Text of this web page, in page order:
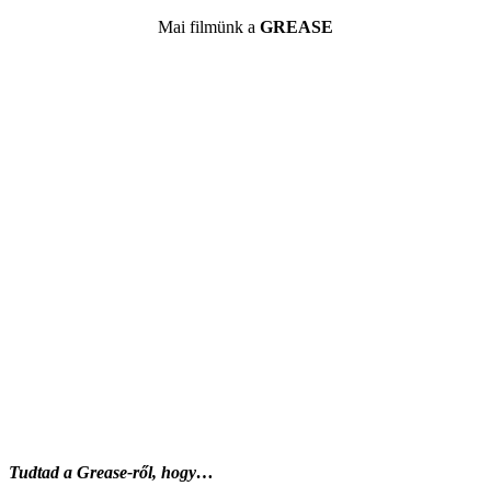
Mai filmünk a GREASE
Tudtad a Grease-ről, hogy…